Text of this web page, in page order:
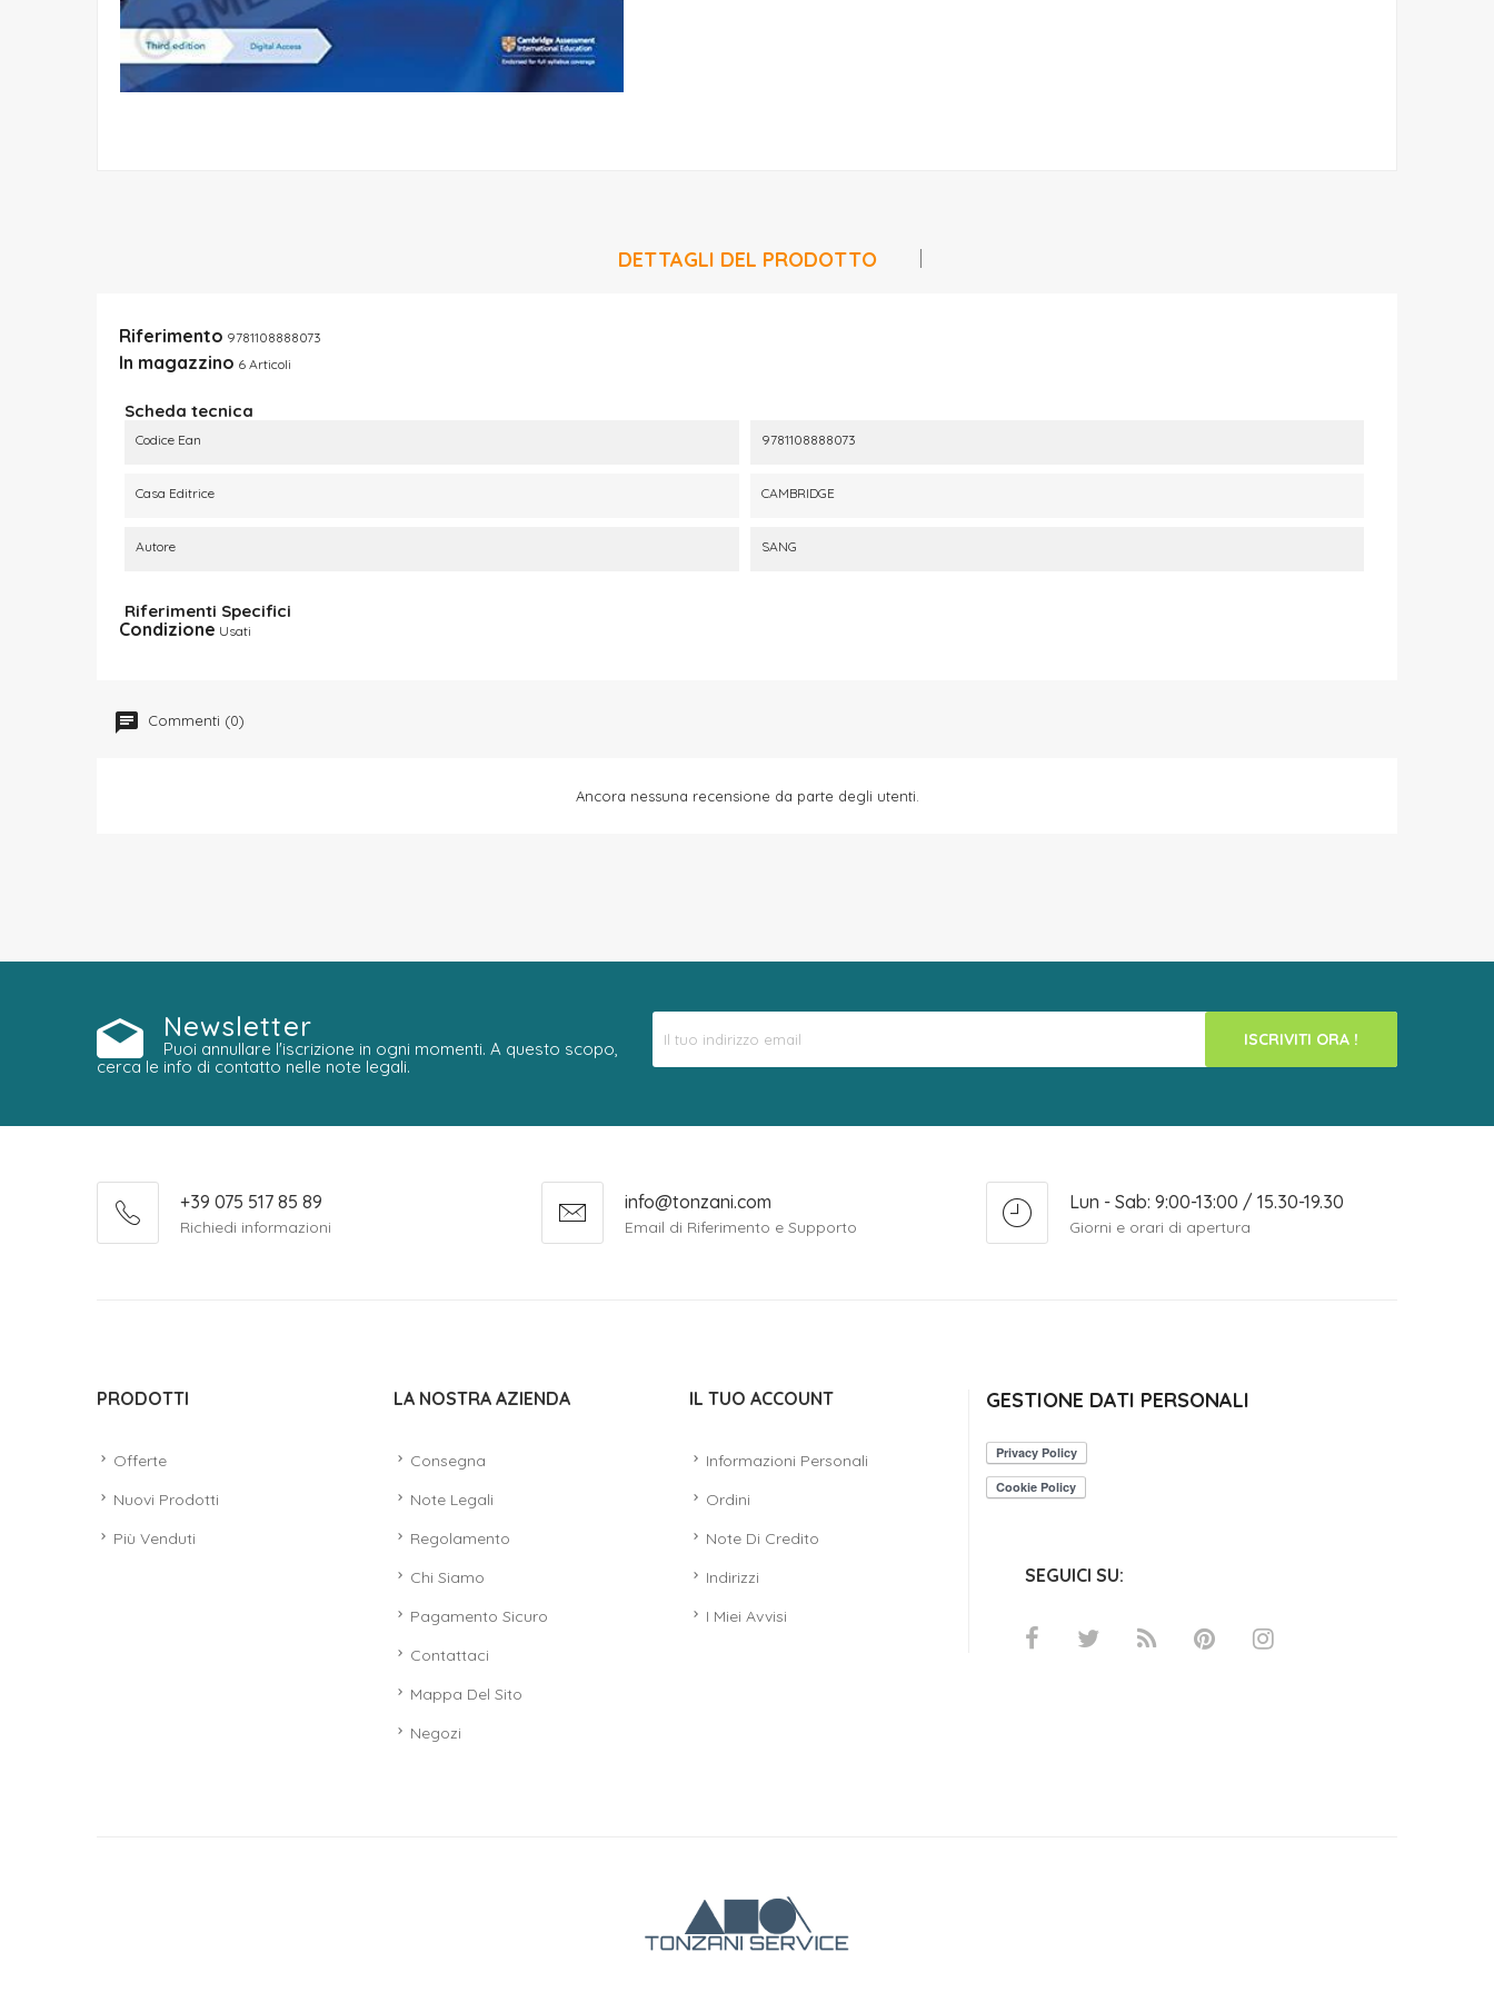
DETTAGLI DEL PRODOTTO
Riferimento 9781108888073
In magazzino 6 Articoli
Scheda tecnica
Codice Ean 9781108888073
Casa Editrice CAMBRIDGE
Autore SANG
Riferimenti Specifici
Condizione Usati
Commenti (0)
Ancora nessuna recensione da parte degli utenti.
Newsletter
Puoi annullare l'iscrizione in ogni momenti. A questo scopo,
cerca le info di contatto nelle note legali.
ISCRIVITI ORA !
+39 075 517 85 89
Richiedi informazioni
info@tonzani.com
Email di Riferimento e Supporto
Lun - Sab: 9:00-13:00 / 15.30-19.30
Giorni e orari di apertura
PRODOTTI
Offerte
Nuovi Prodotti
Più Venduti
LA NOSTRA AZIENDA
Consegna
Note Legali
Regolamento
Chi Siamo
Pagamento Sicuro
Contattaci
Mappa Del Sito
Negozi
IL TUO ACCOUNT
Informazioni Personali
Ordini
Note Di Credito
Indirizzi
I Miei Avvisi
GESTIONE DATI PERSONALI
SEGUICI SU: